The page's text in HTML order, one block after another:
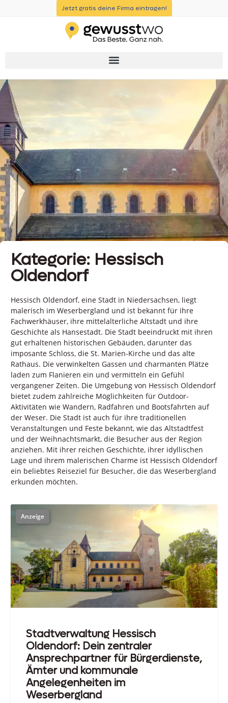
Jetzt gratis deine Firma eintragen!
Kategorie: Hessisch
Oldendorf
Hessisch Oldendorf, eine Stadt in Niedersachsen, liegt
malerisch im Weserbergland und ist bekannt für ihre
Fachwerkhäuser, ihre mittelalterliche Altstadt und ihre
Geschichte als Hansestadt. Die Stadt beeindruckt mit ihren
gut erhaltenen historischen Gebäuden, darunter das
imposante Schloss, die St. Marien-Kirche und das alte
Rathaus. Die verwinkelten Gassen und charmanten Plätze
laden zum Flanieren ein und vermitteln ein Gefühl
vergangener Zeiten. Die Umgebung von Hessisch Oldendorf
bietet zudem zahlreiche Möglichkeiten für Outdoor-
Aktivitäten wie Wandern, Radfahren und Bootsfahrten auf
der Weser. Die Stadt ist auch für ihre traditionellen
Veranstaltungen und Feste bekannt, wie das Altstadtfest
und der Weihnachtsmarkt, die Besucher aus der Region
anziehen. Mit ihrer reichen Geschichte, ihrer idyllischen
Lage und ihrem malerischen Charme ist Hessisch Oldendorf
ein beliebtes Reiseziel für Besucher, die das Weserbergland
erkunden möchten.
Stadtverwaltung Hessisch
Oldendorf: Dein zentraler
Ansprechpartner für Bürgerdienste,
Ämter und kommunale
Angelegenheiten im
Weserbergland